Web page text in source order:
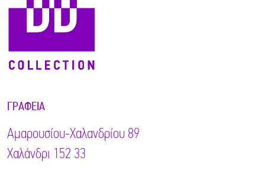
ΓΡΑΦΕΊΑ
Αμαρουσίου-Χαλανδρίου 89
Χαλάνδρι 152 33